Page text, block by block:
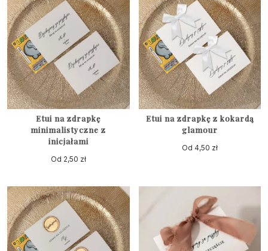
Etui na zdrapkę
minimalistyczne z
inicjałami
Od 2,50 zł
Etui na zdrapkę z kokardą
glamour
Od 4,50 zł